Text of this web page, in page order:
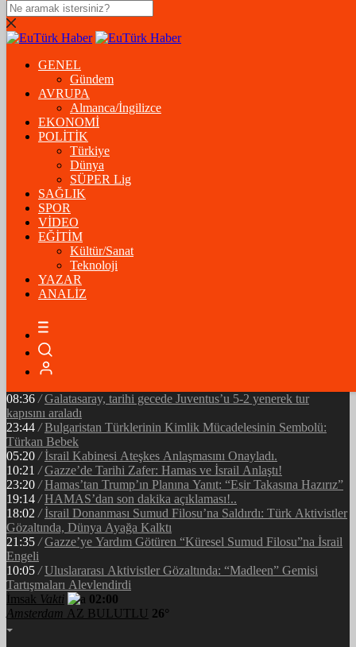
DOLAR
47,5574$% 0.18
EURO
54,8602€% 0.06
STERLİN
% 0.41
GRAM ALTIN
6.175,37%-1,31
ÇEYREK ALTIN
10.093,00%-1,09
BİTCOİN
GENEL
Gündem
AVRUPA
Almanca/İngilizce
EKONOMİ
POLİTİK
Türkiye
Dünya
SÜPER Lig
SAĞLIK
SPOR
VİDEO
EĞİTİM
Kültür/Sanat
Teknoloji
YAZAR
ANALİZ
05:34 / Ramazan’ın Bereketi Yarenler İftarıyla Taçlandı: ‘Birlikte
08:36 / Galatasaray, tarihi gecede Juventus’u 5-2 yenerek tur
kapısını araladı
23:44 / Bulgaristan Türklerinin Kimlik Mücadelesinin Sembolü:
Türkan Bebek
05:20 / İsrail Kabinesi Ateşkes Anlaşmasını Onayladı.
10:21 / Gazze’de Tarihi Zafer: Hamas ve İsrail Anlaştı!
23:20 / Hamas’tan Trump’ın Planına Yanıt: “Esir Takasına Hazırız”
19:14 / HAMAS’dan son dakika açıklaması!..
18:02 / İsrail Donanması Sumud Filosu’na Saldırdı: Türk Aktivistler
Gözaltında, Dünya Ayağa Kalktı
21:35 / Gazze’ye Yardım Götüren “Küresel Sumud Filosu”na İsrail
Engeli
10:05 / Uluslararası Aktivistler Gözaltında: “Madleen” Gemisi
Tartışmaları Alevlendirdi
İmsak Vakti
02:00
Amsterdam AZ BULUTLU 26°